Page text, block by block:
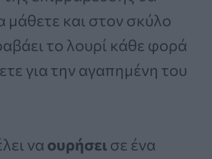
μάθετε και στον σκύλο
το λουρί κάθε φορά
για την αγαπημένη του
να ουρήσεισε ένα